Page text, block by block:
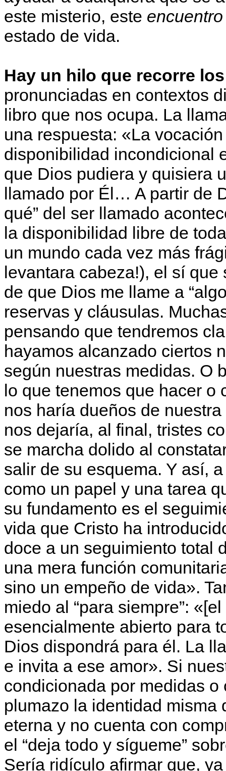
este misterio, este
estado de vida.
Hay un hilo que recorre
pronunciadas en contextos
libro que nos ocupa. La
una respuesta: «La
disponibilidad incondicional
que Dios pudiera y quisiera
llamado por Él… A partir de
qué” del ser llamado
la disponibilidad libre de
un mundo cada vez más
levantara cabeza!), el sí
de que Dios me llame a
reservas y cláusulas.
pensando que tendremos
hayamos alcanzado ciertos
según nuestras medidas. O
lo que tenemos que hacer o
nos haría dueños de
nos dejaría, al final, tristes
se marcha dolido al
salir de su esquema. Y así,
como un papel y una tarea
su fundamento es el
vida que Cristo ha
doce a un seguimiento total
una mera función
sino un empeño de vida».
miedo al “para siempre”:
esencialmente abierto para
Dios dispondrá para él. La
e invita a ese amor». Si
condicionada por medidas
plumazo la identidad misma
eterna y no cuenta con
el “deja todo y sígueme”
Sería ridículo afirmar que,